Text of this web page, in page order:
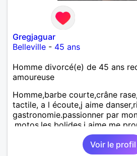
Gregjaguar
Belleville - 45 ans
Homme divorcé(e) de 45 ans
amoureuse
Homme,barbe courte,crâne
tactile, a l écoute,j aime
gastronomie.passionner par
,motos,les bolides.j aime me
Voir le profil